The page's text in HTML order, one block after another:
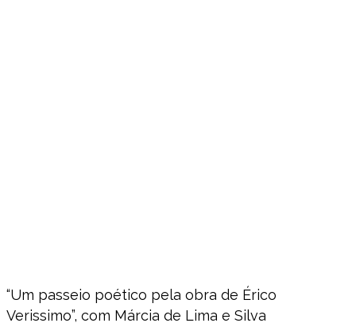
“Um passeio poético pela obra de Érico
Verissimo”, com Márcia de Lima e Silva